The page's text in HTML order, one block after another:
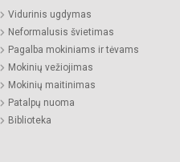
Vidurinis ugdymas
Neformalusis švietimas
Pagalba mokiniams ir tėvams
Mokinių vežiojimas
Mokinių maitinimas
Patalpų nuoma
Biblioteka